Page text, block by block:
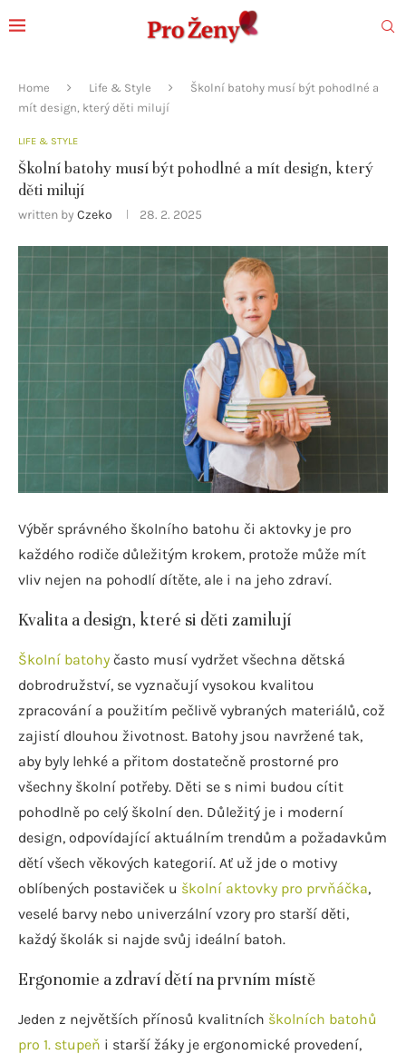
Home Life & Style
Školní batohy musí být pohodlné a
mít design, který děti milují
LIFE & STYLE
Školní batohy musí být pohodlné a mít design, který
děti milují
written by Czeko 28. 2. 2025
Výběr správného školního batohu či aktovky je pro
každého rodiče důležitým krokem, protože může mít
vliv nejen na pohodlí dítěte, ale i na jeho zdraví.
Kvalita a design, které si děti zamilují
Školní batohy často musí vydržet všechna dětská
dobrodružství, se vyznačují vysokou kvalitou
zpracování a použitím pečlivě vybraných materiálů, což
zajistí dlouhou životnost. Batohy jsou navržené tak,
aby byly lehké a přitom dostatečně prostorné pro
všechny školní potřeby. Děti se s nimi budou cítit
pohodlně po celý školní den. Důležitý je i moderní
design, odpovídající aktuálním trendům a požadavkům
dětí všech věkových kategorií. Ať už jde o motivy
oblíbených postaviček u školní aktovky pro prvňáčka,
veselé barvy nebo univerzální vzory pro starší děti,
každý školák si najde svůj ideální batoh.
Ergonomie a zdraví dětí na prvním místě
Jeden z největších přínosů kvalitních školních batohů
pro 1. stupeň i starší žáky je ergonomické provedení,